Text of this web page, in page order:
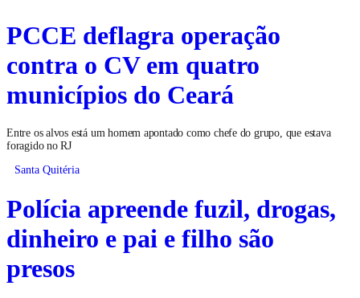
PCCE deflagra operação
contra o CV em quatro
municípios do Ceará
Entre os alvos está um homem apontado como chefe do grupo, que estava
foragido no RJ
Santa Quitéria
Polícia apreende fuzil, drogas,
dinheiro e pai e filho são
presos